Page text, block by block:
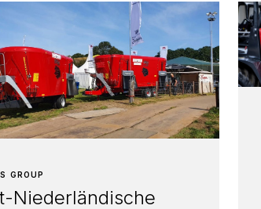
GROUP
Niederländische